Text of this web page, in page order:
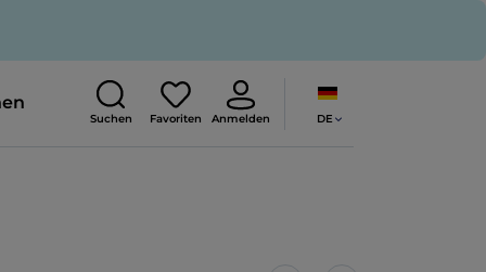
Suchen Favoriten Anmelden DE